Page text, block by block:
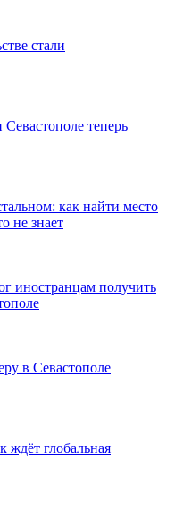
стали
теперь
как найти место
не знает
иностранцам получить
в Севастополе
глобальная